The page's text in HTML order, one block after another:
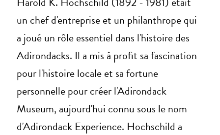
un chef d'entreprise et un philanthrope qui
a joué un rôle essentiel dans l'histoire des
Adirondacks. Il a mis à profit sa fascination
pour l'histoire locale et sa fortune
personnelle pour créer l'Adirondack
Museum, aujourd'hui connu sous le nom
d'Adirondack Experience. Hochschild a